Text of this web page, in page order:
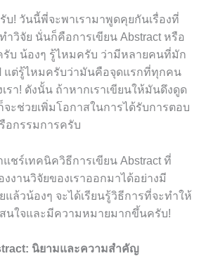
! วันนี้พี่จะพาเรามาพูดคุยกันเรื่องที่
วิจัย นั่นก็คือการเขียน Abstract หรือ
รับ น้องๆ รู้ไหมครับ ว่ามีหลายคนที่มัก
แต่รู้ไหมครับว่ามันคือจุดแรกที่ทุกคน
รา! ดังนั้น ถ้าหากเราเขียนให้มันดึงดูด
ะช่วยเพิ่มโอกาสในการได้รับการตอบ
อกรรมการครับ
ชร์เทคนิควิธีการเขียน Abstract ที่
งานวิจัยของเราออกมาได้อย่างมี
ล้วน้องๆ จะได้เรียนรู้วิธีการที่จะทำให้
สนใจและมีความหมายมากขึ้นครับ!
นิยามและความสำคัญ